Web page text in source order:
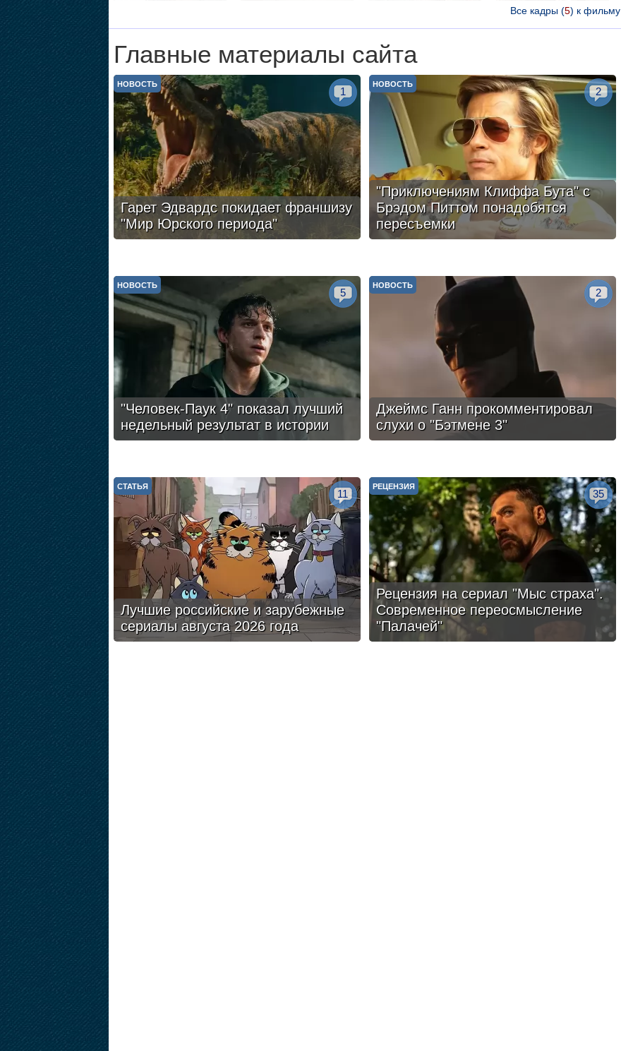
Все кадры (5) к фильму
Главные материалы сайта
Гарет Эдвардс покидает франшизу
"Мир Юрского периода"
НОВОСТЬ
1
"Приключениям Клиффа Бута" с
Брэдом Питтом понадобятся
пересъемки
НОВОСТЬ
2
"Человек-Паук 4" показал лучший
недельный результат в истории
НОВОСТЬ
5
Джеймс Ганн прокомментировал
слухи о "Бэтмене 3"
НОВОСТЬ
2
Лучшие российские и зарубежные
сериалы августа 2026 года
СТАТЬЯ
11
Рецензия на сериал "Мыс страха".
Современное переосмысление
"Палачей"
РЕЦЕНЗИЯ
35